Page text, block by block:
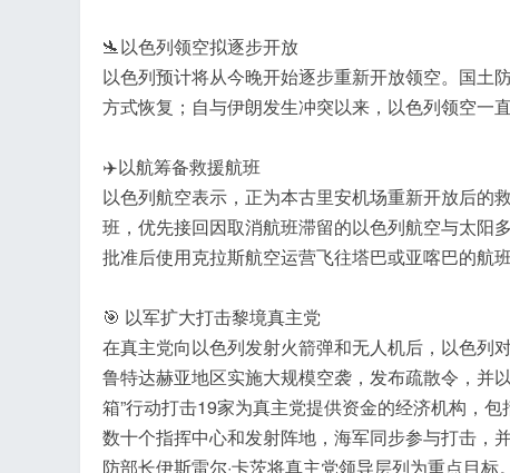
🛬以色列领空拟逐步开放
以色列预计将从今晚开始逐步重新开放领空。国土
方式恢复；自与伊朗发生冲突以来，以色列领空一直
✈️以航筹备救援航班
以色列航空表示，正为本古里安机场重新开放后的
班，优先接回因取消航班滞留的以色列航空与太阳
批准后使用克拉斯航空运营飞往塔巴或亚喀巴的航
🎯 以军扩大打击黎境真主党
在真主党向以色列发射火箭弹和无人机后，以色列
鲁特达赫亚地区实施大规模空袭，发布疏散令，并
箱”行动打击19家为真主党提供资金的经济机构，
数十个指挥中心和发射阵地，海军同步参与打击，
防部长伊斯雷尔·卡茨将真主党领导层列为重点目